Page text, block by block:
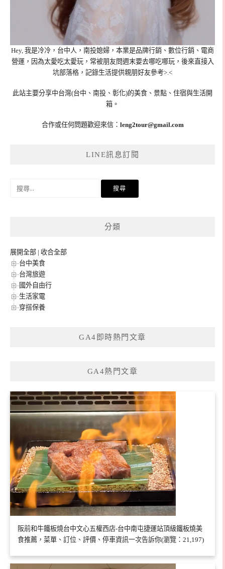
Hey, 我是冷冷，台中人，南投媳婦，本業是品牌行銷、數位行銷、電商
營運，因為太愛吃太愛玩，常被朋友問週末要去哪吃哪玩，後來直接入
坑部落格，記錄生活提供親朋好友參考>.<
此站主要分享中台灣(台中、南投、彰化)的美食、景點、住宿與生活開
箱。
合作或任何問題歡迎來信： leng2tour@gmail.com
LINE訊息訂閱
分類
展開全部 | 收合全部
台中美食
台灣旅遊
國外自由行
生活家電
穿搭保養
GA4即時熱門文章
GA4熱門文章
阪前和牛鐵板燒台中文心五權西店-台中南屯捷運站頂級鐵板燒美
食推薦，菜單、訂位、評價、停車資訊一次告訴你(瀏覽：21,197)